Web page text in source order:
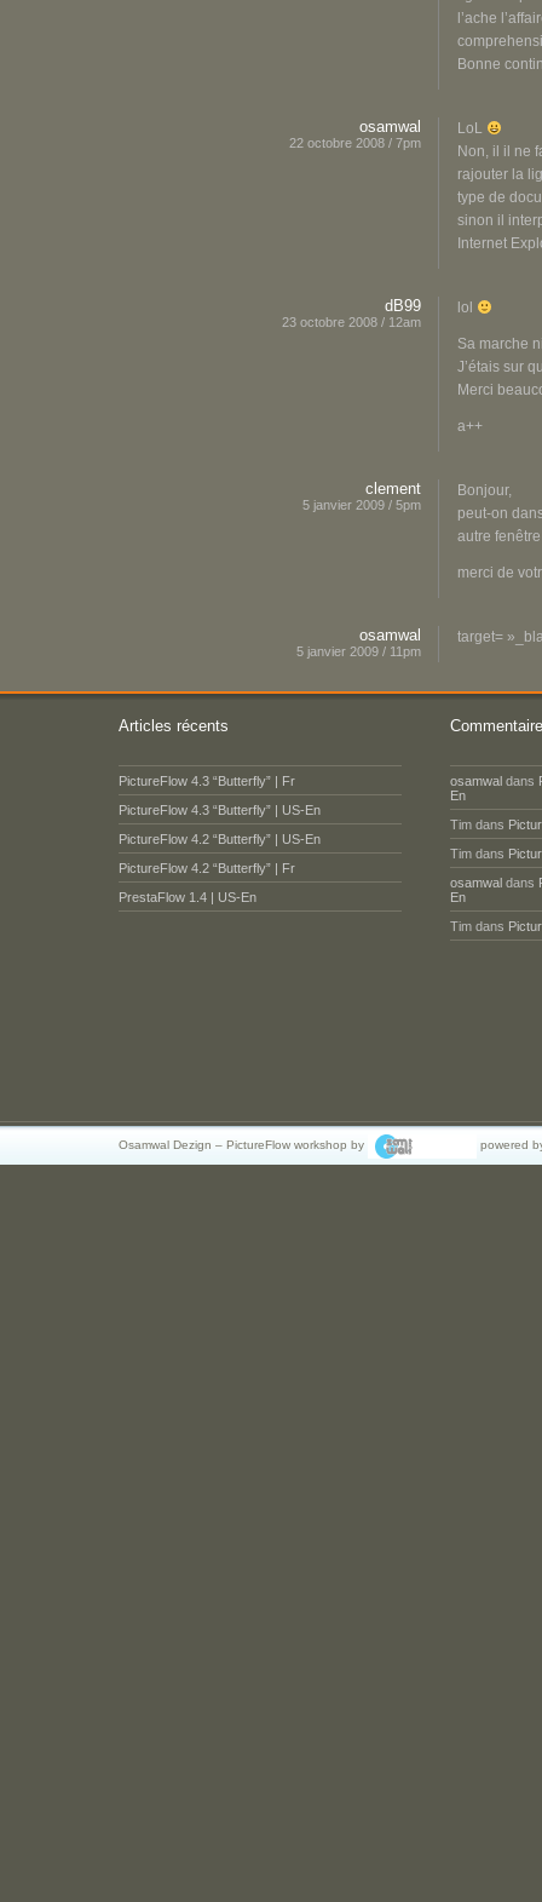
l’ache
Bonne
osamwal
22 octobre 2008 / 7pm
LoL
Non, il il ne
rajouter la
type de
sinon il
Internet
dB99
23 octobre 2008 / 12am
lol
Sa marche
J’étais sur
Merci
a++
clement
5 janvier 2009 / 5pm
Bonjour,
peut-on
autre
merci de
osamwal
5 janvier 2009 / 11pm
target=
Articles récents
PictureFlow 4.3 “Butterfly” | Fr
PictureFlow 4.3 “Butterfly” | US-En
PictureFlow 4.2 “Butterfly” | US-En
PictureFlow 4.2 “Butterfly” | Fr
PrestaFlow 1.4 | US-En
osamwaldans
En
Timdans
Timdans
osamwaldans
En
Timdans
Osamwal Dezign – PictureFlow workshop by powered